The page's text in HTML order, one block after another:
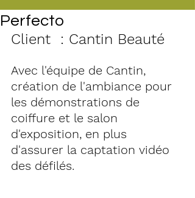
Perfecto
Client  : Cantin Beauté
Avec l'équipe de Cantin,
création de l'ambiance pour
les démonstrations de
coiffure et le salon
d'exposition, en plus
d'assurer la captation vidéo
des défilés.